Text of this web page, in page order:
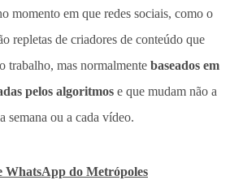
momento em que redes sociais, como o
repletas de criadores de conteúdo que
trabalho, mas normalmente baseados em
pelos algoritmos e que mudam não a
semana ou a cada vídeo.
WhatsApp do Metrópoles